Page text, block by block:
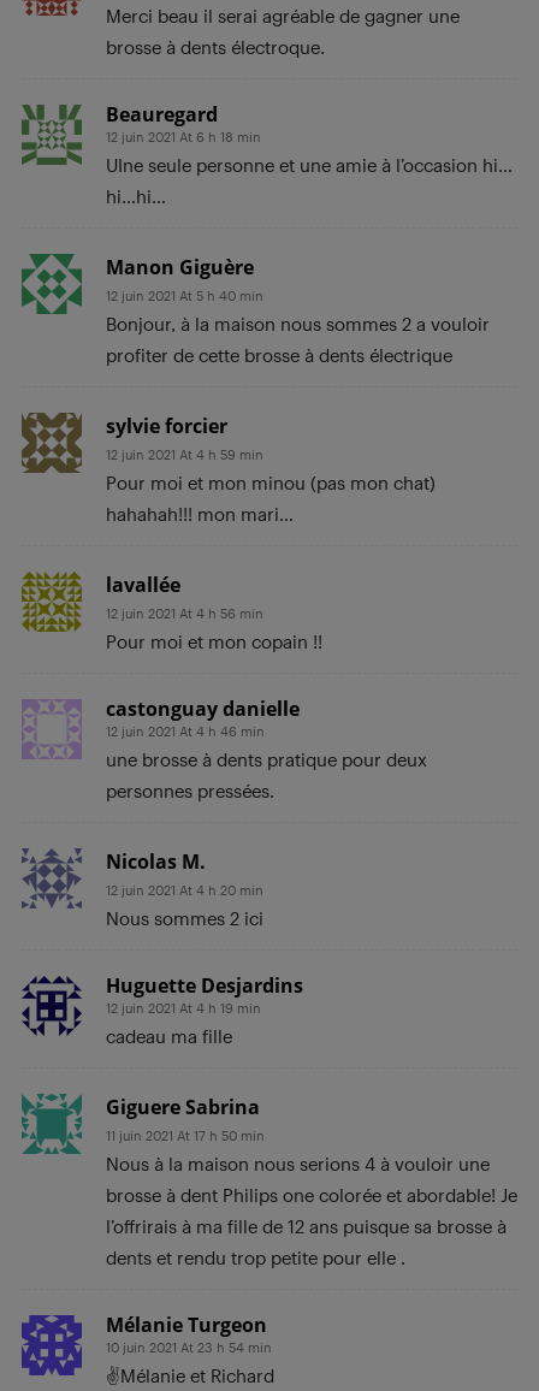
Merci beau il serai agréable de gagner une
brosse à dents électroque.
Beauregard
12 juin 2021 At 6 h 18 min
UIne seule personne et une amie à l’occasion hi…
hi…hi…
Manon Giguère
12 juin 2021 At 5 h 40 min
Bonjour, à la maison nous sommes 2 a vouloir
profiter de cette brosse à dents électrique
sylvie forcier
12 juin 2021 At 4 h 59 min
Pour moi et mon minou (pas mon chat)
hahahah!!! mon mari…
lavallée
12 juin 2021 At 4 h 56 min
Pour moi et mon copain !!
castonguay danielle
12 juin 2021 At 4 h 46 min
une brosse à dents pratique pour deux
personnes pressées.
Nicolas M.
12 juin 2021 At 4 h 20 min
Nous sommes 2 ici
Huguette Desjardins
12 juin 2021 At 4 h 19 min
cadeau ma fille
Giguere Sabrina
11 juin 2021 At 17 h 50 min
Nous à la maison nous serions 4 à vouloir une
brosse à dent Philips one colorée et abordable! Je
l’offrirais à ma fille de 12 ans puisque sa brosse à
dents et rendu trop petite pour elle .
Mélanie Turgeon
10 juin 2021 At 23 h 54 min
✌Mélanie et Richard